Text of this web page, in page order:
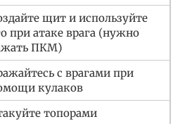
щит и используйте
при атаке врага (нужно
ПКМ)
с врагами при
кулаков
топорами